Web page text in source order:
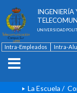
INGENIERÍA
UNIVERSIDAD
Intra-Empleados Intra-
La Escuela /